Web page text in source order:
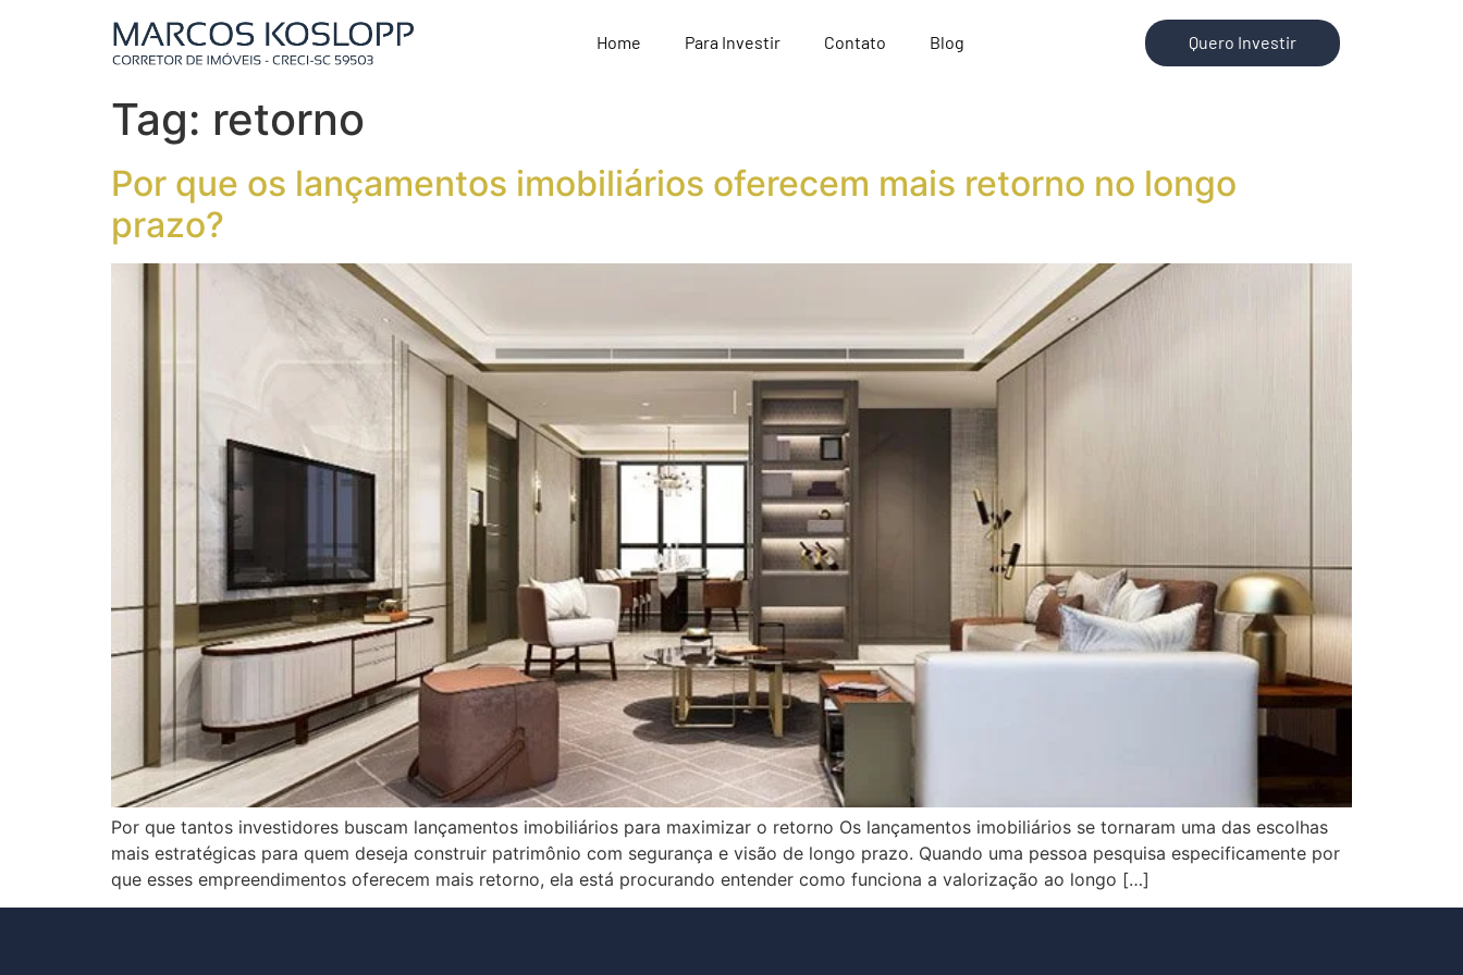
Home Para Investir Contato Blog Quero Investir
Tag: retorno
Por que os lançamentos imobiliários oferecem mais retorno no longo
prazo?
Por que tantos investidores buscam lançamentos imobiliários para maximizar o retorno Os lançamentos imobiliários se tornaram uma das escolhas
mais estratégicas para quem deseja construir patrimônio com segurança e visão de longo prazo. Quando uma pessoa pesquisa especificamente por
que esses empreendimentos oferecem mais retorno, ela está procurando entender como funciona a valorização ao longo […]